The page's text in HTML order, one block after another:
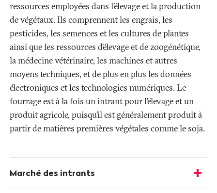
ressources employées dans l’élevage et la production
de végétaux. Ils comprennent les engrais, les
pesticides, les semences et les cultures de plantes
ainsi que les ressources d’élevage et de zoogénétique,
la médecine vétérinaire, les machines et autres
moyens techniques, et de plus en plus les données
électroniques et les technologies numériques. Le
fourrage est à la fois un intrant pour l’élevage et un
produit agricole, puisqu’il est généralement produit à
partir de matières premières végétales comme le soja.
d'informations
Marché des intrants
-
Afficher